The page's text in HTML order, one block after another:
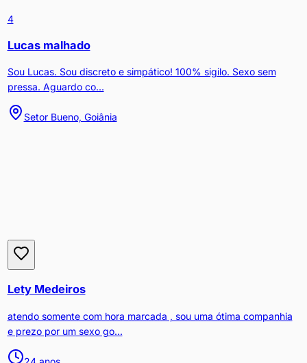
4
Lucas malhado
Sou Lucas. Sou discreto e simpático! 100% sigilo. Sexo sem
pressa. Aguardo co...
Setor Bueno, Goiânia
Lety Medeiros
atendo somente com hora marcada , sou uma ótima companhia
e prezo por um sexo go...